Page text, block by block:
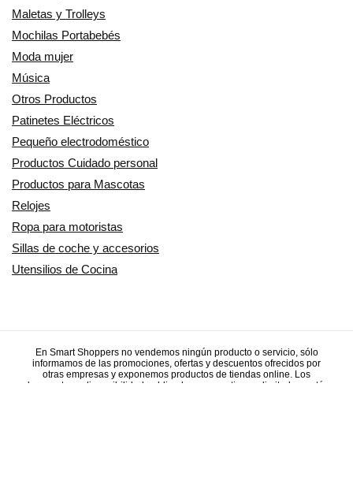
Maletas y Trolleys
Mochilas Portabebés
Moda mujer
Música
Otros Productos
Patinetes Eléctricos
Pequeño electrodoméstico
Productos Cuidado personal
Productos para Mascotas
Relojes
Ropa para motoristas
Sillas de coche y accesorios
Utensilios de Cocina
En Smart Shoppers no vendemos ningún producto o servicio, sólo
informamos de las promociones, ofertas y descuentos ofrecidos por
otras empresas y exponemos productos de tiendas online. Los
descuentos y disponibilidad publicados son por tiempo limitado y están